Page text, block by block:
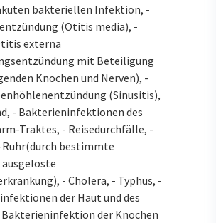
bakteriellen Infektion, -
(Otitis media), -
externa
mit Beteiligung
Knochen und Nerven), -
(Sinusitis),
- Bakterieninfektionen des
Traktes, - Reisedurchfälle, -
bestimmte
- Cholera, - Typhus, -
der Haut und des
Bakterieninfektion der Knochen